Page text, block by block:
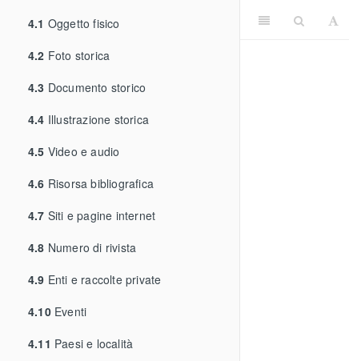
4.1 Oggetto fisico
4.2 Foto storica
4.3 Documento storico
4.4 Illustrazione storica
4.5 Video e audio
4.6 Risorsa bibliografica
4.7 Siti e pagine internet
4.8 Numero di rivista
4.9 Enti e raccolte private
4.10Eventi
4.11 Paesi e località